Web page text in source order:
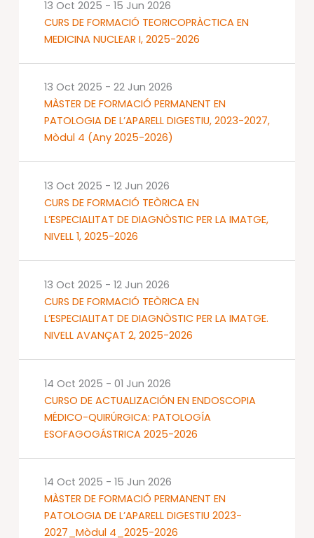
CURS DE FORMACIÓ TEORICOPRÀCTICA EN
MEDICINA NUCLEAR I, 2025-2026
13 Oct 2025 - 15 Jun 2026
MÀSTER DE FORMACIÓ PERMANENT EN
PATOLOGIA DE L’APARELL DIGESTIU, 2023-2027,
Mòdul 4 (Any 2025-2026)
13 Oct 2025 - 22 Jun 2026
CURS DE FORMACIÓ TEÒRICA EN
L’ESPECIALITAT DE DIAGNÒSTIC PER LA IMATGE,
NIVELL 1, 2025-2026
13 Oct 2025 - 12 Jun 2026
CURS DE FORMACIÓ TEÒRICA EN
L’ESPECIALITAT DE DIAGNÒSTIC PER LA IMATGE.
NIVELL AVANÇAT 2, 2025-2026
13 Oct 2025 - 12 Jun 2026
CURSO DE ACTUALIZACIÓN EN ENDOSCOPIA
MÉDICO-QUIRÚRGICA: PATOLOGÍA
ESOFAGOGÁSTRICA 2025-2026
14 Oct 2025 - 01 Jun 2026
MÀSTER DE FORMACIÓ PERMANENT EN
PATOLOGIA DE L’APARELL DIGESTIU 2023-
2027_Mòdul 4_2025-2026
14 Oct 2025 - 15 Jun 2026